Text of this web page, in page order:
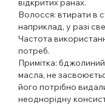
відкритих ранах.
Волосся: втирати в
наприклад, у разі
Частота
потреб.
Примітка:
масла, не
його потрібно
неоднорідну